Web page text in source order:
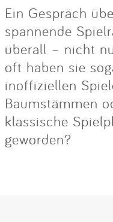
Ein Gespräch
spannende
überall – nicht
oft haben sie
inoffiziellen
Baumstämmen
klassische
geworden?